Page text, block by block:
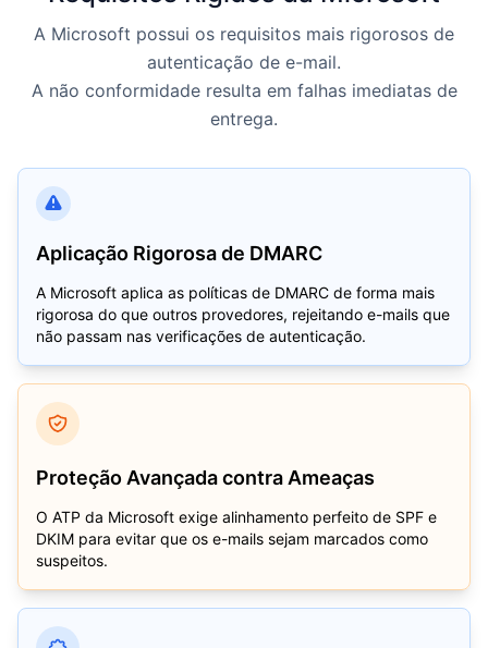
A Microsoft possui os requisitos mais rigorosos de
autenticação de e-mail.
A não conformidade resulta em falhas imediatas de
entrega.
Aplicação Rigorosa de DMARC
A Microsoft aplica as políticas de DMARC de forma mais
rigorosa do que outros provedores, rejeitando e-mails que
não passam nas verificações de autenticação.
Proteção Avançada contra Ameaças
O ATP da Microsoft exige alinhamento perfeito de SPF e
DKIM para evitar que os e-mails sejam marcados como
suspeitos.